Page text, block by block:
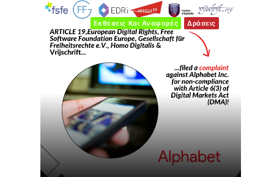
Εκθέσεις Και Αναφορές Δράσεις